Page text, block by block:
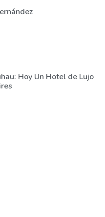
Hoy Un Hotel de Lujo